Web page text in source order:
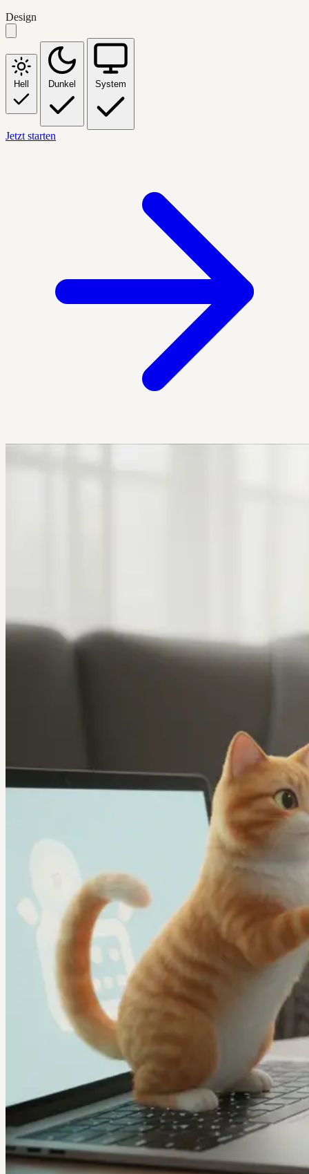
Design
Hell Dunkel System
Jetzt starten